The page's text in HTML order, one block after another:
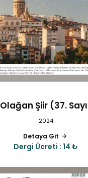
Olağan Şiir (37.
2024
Detaya Git
Dergi Ücreti : 14 ₺